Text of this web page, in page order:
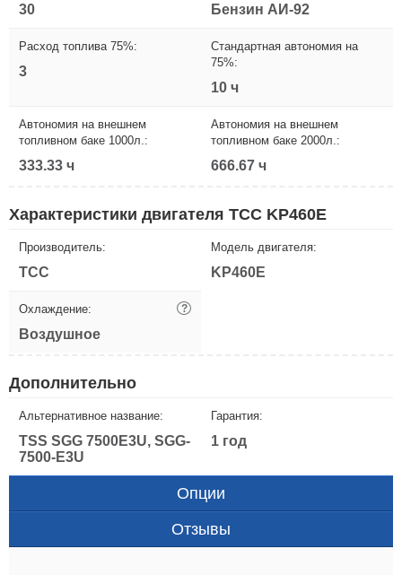
30 Бензин АИ-92
Расход топлива 75%:
3
Стандартная автономия на
75%:
10 ч
Автономия на внешнем
топливном баке 1000л.:
333.33 ч
Автономия на внешнем
топливном баке 2000л.:
666.67 ч
Характеристики двигателя ТСС KP460E
Производитель:
ТСС
Модель двигателя:
KP460E
Охлаждение: ?
Воздушное
Дополнительно
Альтернативное название:
TSS SGG 7500Е3U, SGG-
7500-Е3U
Гарантия:
1 год
Опции
Отзывы